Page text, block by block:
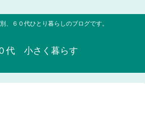
、６０代ひとり暮らしのブログです。
代 小さく暮らす